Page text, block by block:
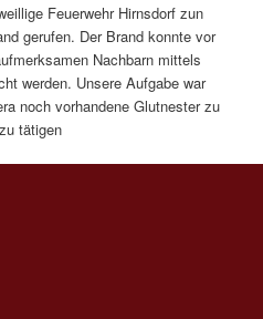
Feuerwehr Hirnsdorf zun
gerufen. Der Brand konnte vor
Nachbarn mittels
werden. Unsere Aufgabe war
noch vorhandene Glutnester zu
tätigen